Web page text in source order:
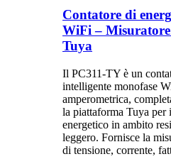
Contatore di
WiFi –
Tuya
Il PC311-TY è un
intelligente monofase
amperometrica,
la piattaforma Tuya
energetico in ambito
leggero. Fornisce la
di tensione, corrente,